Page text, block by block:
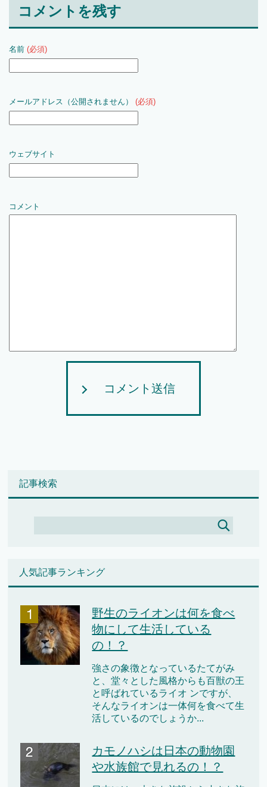
コメントを残す
名前 (必須)
メールアドレス（公開されません） (必須)
ウェブサイト
コメント
コメント送信
記事検索
人気記事ランキング
野生のライオンは何を食べ
物にして生活している
の！？
強さの象徴となっているたてがみ
と、堂々とした風格からも百獣の王
と呼ばれているライオ ンですが、
そんなライオンは一体何を食べて生
活しているのでしょうか...
カモノハシは日本の動物園
や水族館で見れるの！？